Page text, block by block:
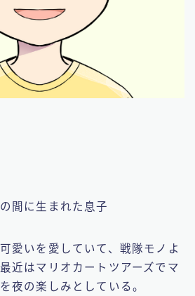
間に生まれた息子
愛いを愛していて、戦隊モノよ
近はマリオカートツアーズでマ
夜の楽しみとしている。